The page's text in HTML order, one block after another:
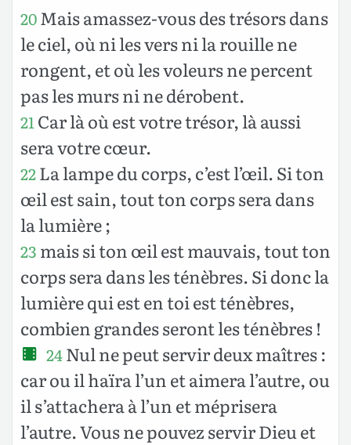
20Mais amassez-vous des trésors dans
le ciel, où ni les vers ni la rouille ne
rongent, et où les voleurs ne percent
pas les murs ni ne dérobent.
21 Car là où est votre trésor, là aussi
sera votre cœur.
22La lampe du corps, c’est l’œil. Si ton
œil est sain, tout ton corps sera dans
la lumière ;
23 mais si ton œil est mauvais, tout ton
corps sera dans les ténèbres. Si donc la
lumière qui est en toi est ténèbres,
combien grandes seront les ténèbres !
24Nul ne peut servir deux maîtres :
car ou il haïra l’un et aimera l’autre, ou
il s’attachera à l’un et méprisera
l’autre. Vous ne pouvez servir Dieu et